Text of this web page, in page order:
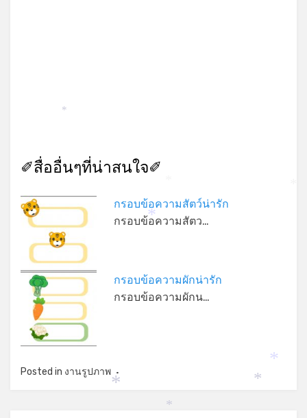
✐สื่ออื่นๆที่น่าสนใจ✐
กรอบข้อความสัตว์น่ารัก
กรอบข้อความสัตว…
กรอบข้อความผักน่ารัก
กรอบข้อความผักน…
Posted in งานรูปภาพ
*